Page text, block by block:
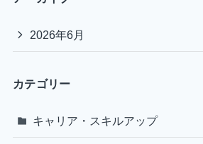
2026年6月
カテゴリー
キャリア・スキルアップ